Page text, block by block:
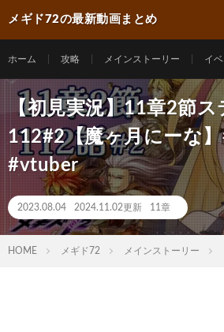
メギド72の最新動画まとめ
ホーム 攻略 メインストーリー イベ
【初見実況】11章2節ス
112#2【魔ヶ月にーな
#vtuber
2023.08.04 2024.11.02更新 11章
HOME メギド72 メインストーリー